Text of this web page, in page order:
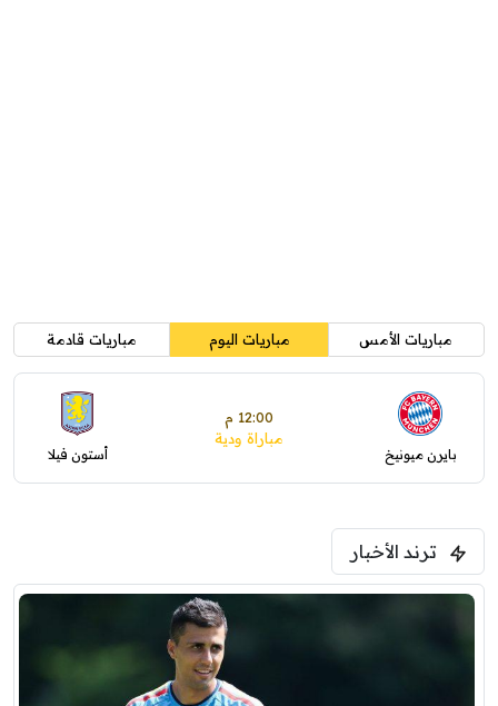
مباريات الأمس مباريات اليوم مباريات قادمة
بايرن ميونيخ
12:00 م
مباراة ودية
أستون فيلا
ترند الأخبار